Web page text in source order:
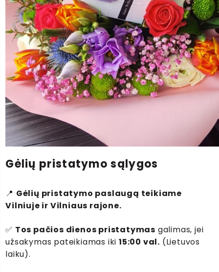
Gėlių pristatymo sąlygos
📍 Gėlių pristatymo paslaugą teikiame
Vilniuje ir Vilniaus rajone.
✅ Tos pačios dienos pristatymas galimas, jei
užsakymas pateikiamas iki15:00 val. (Lietuvos
laiku).